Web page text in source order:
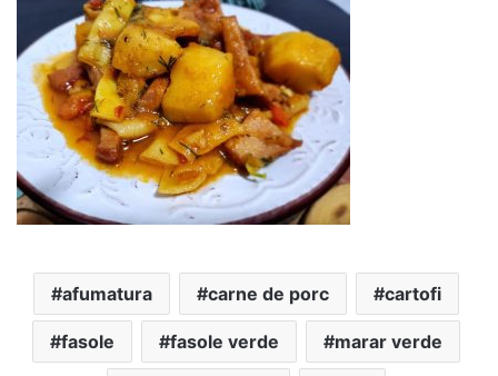
afumatura carne de porc cartofi
fasole fasole verde marar verde